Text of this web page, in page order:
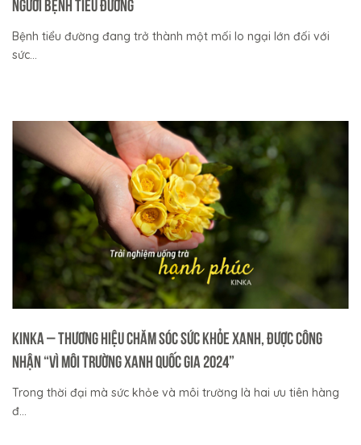
Bệnh tiểu đường đang trở thành một mối lo ngại lớn đối với
sức...
KINKA – Thương Hiệu Chăm Sóc Sức Khỏe Xanh, Được Công
Nhận “Vì Môi Trường Xanh Quốc Gia 2024”
Trong thời đại mà sức khỏe và môi trường là hai ưu tiên hàng
đ...